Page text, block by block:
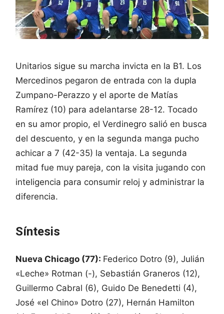
Unitarios sigue su marcha invicta en la B1. Los
Mercedinos pegaron de entrada con la dupla
Zumpano-Perazzo y el aporte de Matías
Ramírez (10) para adelantarse 28-12. Tocado
en su amor propio, el Verdinegro salió en busca
del descuento, y en la segunda manga pucho
achicar a 7 (42-35) la ventaja. La segunda
mitad fue muy pareja, con la visita jugando con
inteligencia para consumir reloj y administrar la
diferencia.
Síntesis
Nueva Chicago (77): Federico Dotro (9), Julián
«Leche» Rotman (-), Sebastián Graneros (12),
Guillermo Cabral (6), Guido De Benedetti (4),
José «el Chino» Dotro (27), Hernán Hamilton